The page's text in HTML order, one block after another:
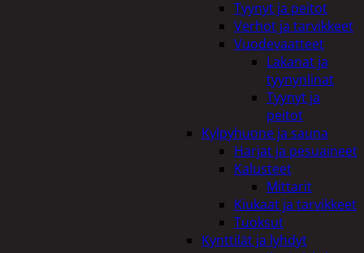
Tyynyt ja peitot
Verhot ja tarvikkeet
Vuodevaatteet
Lakanat ja
tyynynlinat
Tyynyt ja
peitot
Kylpyhuone ja sauna
Harjat ja pesuaineet
Kalusteet
Mittarit
Kiukaat ja tarvikkeet
Tuoksut
Kynttilät ja lyhdyt